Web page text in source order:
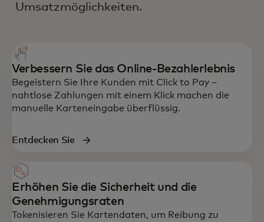
Umsatzmöglichkeiten.
Verbessern Sie das Online-Bezahlerlebnis
Begeistern Sie Ihre Kunden mit Click to Pay –
nahtlose Zahlungen mit einem Klick machen die
manuelle Karteneingabe überflüssig.
Entdecken Sie
Erhöhen Sie die Sicherheit und die
Genehmigungsraten
Tokenisieren Sie Kartendaten, um Reibung zu